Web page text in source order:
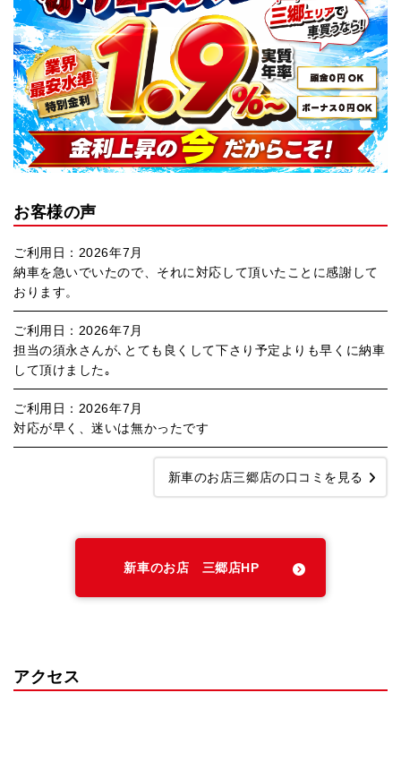
お客様の声
ご利用日：2026年7月
納車を急いでいたので、それに対応して頂いたことに感謝して
おります。
ご利用日：2026年7月
担当の須永さんが､とても良くして下さり予定よりも早くに納車
して頂けました｡
ご利用日：2026年7月
対応が早く、迷いは無かったです
新車のお店三郷店の口コミを見る
新車のお店 三郷店HP
アクセス